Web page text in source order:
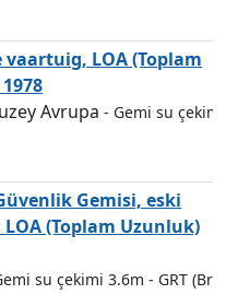
vaartuig, LOA (Toplam
Avrupa - Gemi su çekimi
Gemisi, eski
LOA (Toplam Uzunluk)
su çekimi 3.6m - GRT